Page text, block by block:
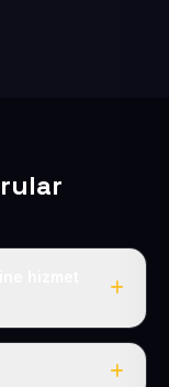
ve Pınarbaşı